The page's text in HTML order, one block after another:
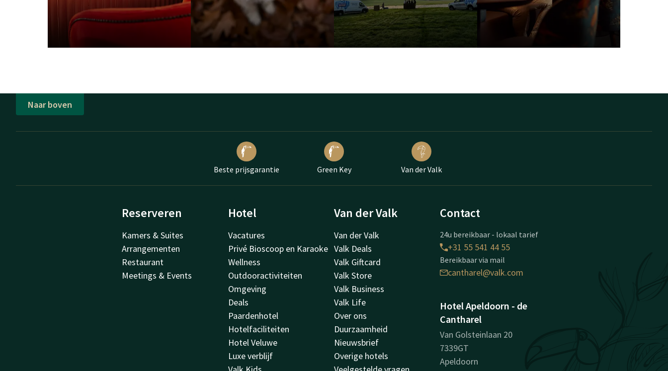
Naar boven
Beste prijsgarantie Green Key Van der Valk
Reserveren
Kamers & Suites
Arrangementen
Restaurant
Meetings & Events
Hotel
Vacatures
Privé Bioscoop en Karaoke
Wellness
Outdooractiviteiten
Omgeving
Deals
Paardenhotel
Hotelfaciliteiten
Hotel Veluwe
Luxe verblijf
Van der Valk
Van der Valk
Valk Deals
Valk Giftcard
Valk Store
Valk Business
Valk Life
Over ons
Duurzaamheid
Nieuwsbrief
Overige hotels
Contact
24u bereikbaar - lokaal tarief
+31 55 541 44 55
Bereikbaar via mail
cantharel@valk.com
Hotel Apeldoorn - de
Cantharel
Van Golsteinlaan 20
7339GT
Apeldoorn